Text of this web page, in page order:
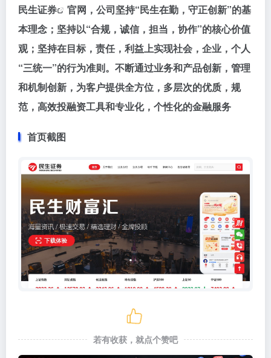
民生证券
官网，公司坚持“民生在勤，守正创新”的基
本理念；坚持以“合规，诚信，担当，协作”的核心价值
观；坚持在目标，责任，利益上实现社会，企业，个人
“三统一”的行为准则。不断通过业务和产品创新，管理
和机制创新，为客户提供全方位，多层次的优质，规
范，高效投融资工具和专业化，个性化的金融服务
首页截图
若有收获，就点个赞吧